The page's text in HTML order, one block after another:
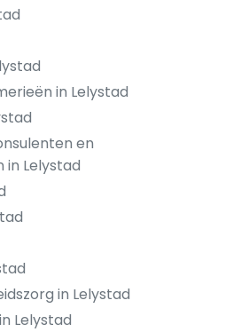
in Lelystad
en
in Lelystad
in Lelystad
Lelystad